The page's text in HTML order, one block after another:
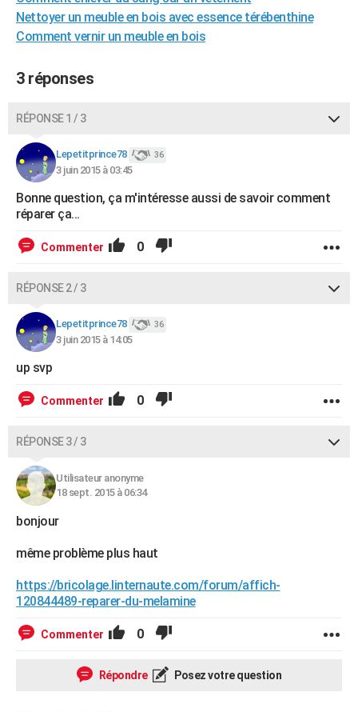
Nettoyer un meuble en bois avec essence térébenthine
Comment vernir un meuble en bois
3 réponses
RÉPONSE 1 / 3
Lepetitprince78 36
3 juin 2015 à 03:45
Bonne question, ça m'intéresse aussi de savoir comment
réparer ça...
Commenter 0
RÉPONSE 2 / 3
Lepetitprince78 36
3 juin 2015 à 14:05
up svp
Commenter 0
RÉPONSE 3 / 3
Utilisateur anonyme
18 sept. 2015 à 06:34
bonjour
même problème plus haut
https://bricolage.linternaute.com/forum/affich-
120844489-reparer-du-melamine
Commenter 0
Répondre Posez votre question